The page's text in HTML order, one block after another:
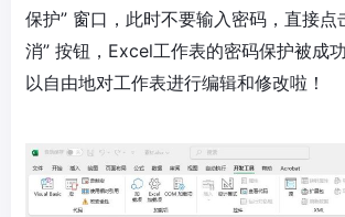
保护” 窗口，此时不要输入密码，直接点
消” 按钮，Excel工作表的密码保护被成
以自由地对工作表进行编辑和修改啦！